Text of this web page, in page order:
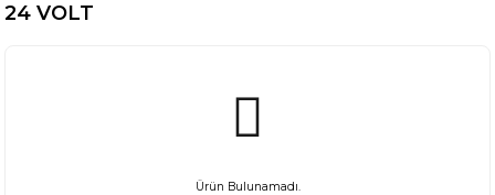
24 VOLT
Ürün Bulunamadı.